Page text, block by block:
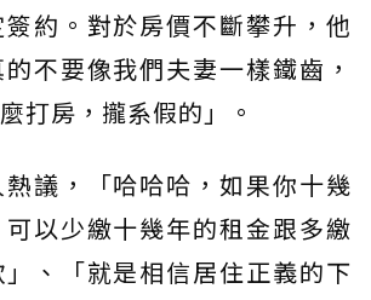
約。對於房價不斷攀升，他
不要像我們夫妻一樣鐵齒，
打房，攏系假的」。
議，「哈哈哈，如果你十幾
以少繳十幾年的租金跟多繳
、「就是相信居住正義的下